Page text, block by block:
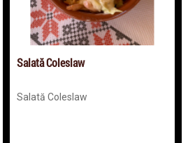
Salată Coleslaw
Salată Coleslaw